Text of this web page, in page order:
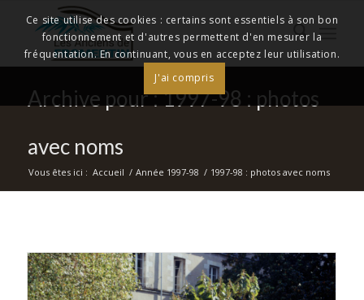
Archive pour : 1997-98 : photos
avec noms
Vous êtes ici : Accueil / Année 1997-98 / 1997-98 : photos avec noms
Ce site utilise des cookies : certains sont essentiels à son bon
fonctionnement et d'autres permettent d'en mesurer la
fréquentation. En continuant, vous en acceptez leur utilisation.
J'ai compris